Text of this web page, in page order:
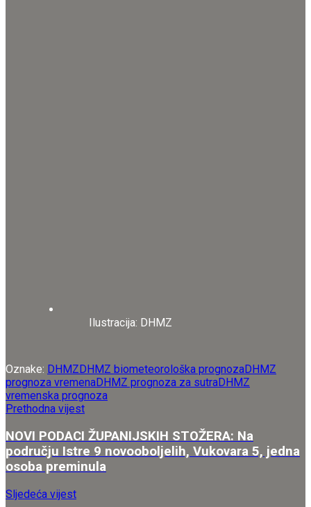
Ilustracija: DHMZ
Oznake: DHMZ DHMZ biometeorološka prognozaDHMZ
prognoza vremenaDHMZ prognoza za sutraDHMZ
vremenska prognoza
Prethodna vijest
NOVI PODACI ŽUPANIJSKIH STOŽERA: Na
području Istre 9 novooboljelih, Vukovara 5, jedna
osoba preminula
Sljedeća vijest